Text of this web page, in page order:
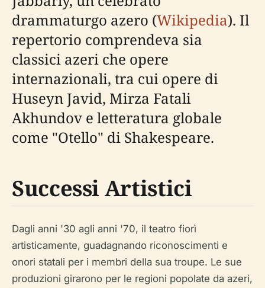
drammaturgo azero (Wikipedia). Il
repertorio comprendeva sia
classici azeri che opere
internazionali, tra cui opere di
Huseyn Javid, Mirza Fatali
Akhundov e letteratura globale
come "Otello" di Shakespeare.
Successi Artistici
Dagli anni '30 agli anni '70, il teatro fiorì
artisticamente, guadagnando riconoscimenti e
onori statali per i membri della sua troupe. Le sue
produzioni girarono per le regioni popolate da azeri,